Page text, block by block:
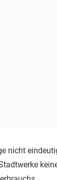
nicht